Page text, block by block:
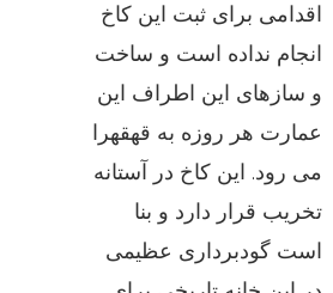
اقدامی برای ثبت این کاخ
انجام نداده است و ساخت
و سازهای این اطراف این
عمارت هر روزه به قهقهرا
می رود. این کاخ در آستانه
تخریب قرار دارد و بنا
است گودبرداری عظیمی